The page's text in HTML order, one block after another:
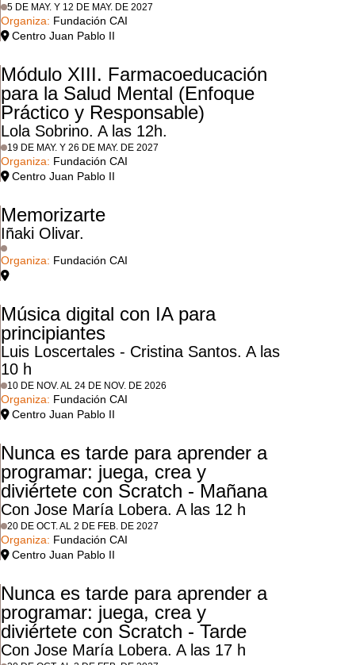
5 DE MAY. Y 12 DE MAY. DE 2027
Organiza: Fundación CAI
Centro Juan Pablo II
Módulo XIII. Farmacoeducación
para la Salud Mental (Enfoque
Práctico y Responsable)
Lola Sobrino. A las 12h.
19 DE MAY. Y 26 DE MAY. DE 2027
Organiza: Fundación CAI
Centro Juan Pablo II
Memorizarte
Iñaki Olivar.
Organiza: Fundación CAI
Música digital con IA para
principiantes
Luis Loscertales - Cristina Santos. A las
10 h
10 DE NOV. AL 24 DE NOV. DE 2026
Organiza: Fundación CAI
Centro Juan Pablo II
Nunca es tarde para aprender a
programar: juega, crea y
diviértete con Scratch - Mañana
Con Jose María Lobera. A las 12 h
20 DE OCT. AL 2 DE FEB. DE 2027
Organiza: Fundación CAI
Centro Juan Pablo II
Nunca es tarde para aprender a
programar: juega, crea y
diviértete con Scratch - Tarde
Con Jose María Lobera. A las 17 h